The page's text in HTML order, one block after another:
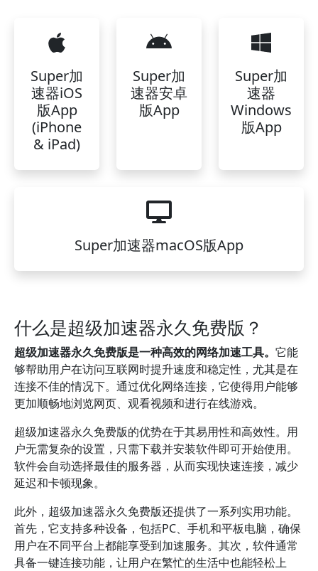
Super加
速器iOS
版App
(iPhone
& iPad)
Super加
速器安卓
版App
Super加
速器
Windows
版App
Super加速器macOS版App
什么是超级加速器永久免费版？
超级加速器永久免费版是一种高效的网络加速工具。 它能
够帮助用户在访问互联网时提升速度和稳定性，尤其是在
连接不佳的情况下。通过优化网络连接，它使得用户能够
更加顺畅地浏览网页、观看视频和进行在线游戏。
超级加速器永久免费版的优势在于其易用性和高效性。用
户无需复杂的设置，只需下载并安装软件即可开始使用。
软件会自动选择最佳的服务器，从而实现快速连接，减少
延迟和卡顿现象。
此外，超级加速器永久免费版还提供了一系列实用功能。
首先，它支持多种设备，包括PC、手机和平板电脑，确保
用户在不同平台上都能享受到加速服务。其次，软件通常
具备一键连接功能，让用户在繁忙的生活中也能轻松上